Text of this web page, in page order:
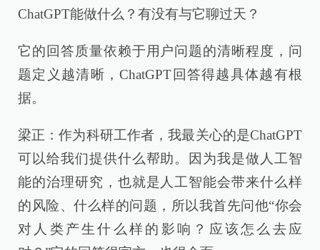
ChatGPT能做什么？有没有与它聊过天？
它的回答质量依赖于用户问题的清晰程度，问
题定义越清晰，ChatGPT回答得越具体越有根
据。
梁正：作为科研工作者，我最关心的是ChatGPT
可以给我们提供什么帮助。因为我是做人工智
能的治理研究，也就是人工智能会带来什么样
的风险、什么样的问题，所以我首先问他“你会
对人类产生什么样的影响？应该怎么去应